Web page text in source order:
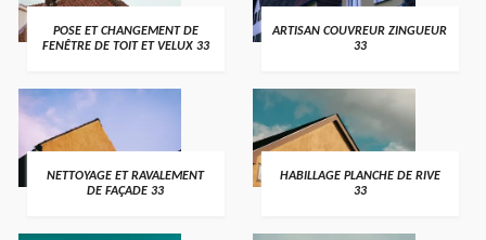
POSE ET CHANGEMENT DE
FENÊTRE DE TOIT ET VELUX 33
ARTISAN COUVREUR ZINGUEUR
33
NETTOYAGE ET RAVALEMENT
DE FAÇADE 33
HABILLAGE PLANCHE DE RIVE
33